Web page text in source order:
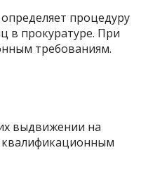
процедуру
в прокуратуре. При
требованиям.
выдвижении на
квалификационным